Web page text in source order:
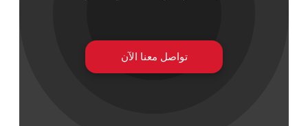
تواصل معنا الآن